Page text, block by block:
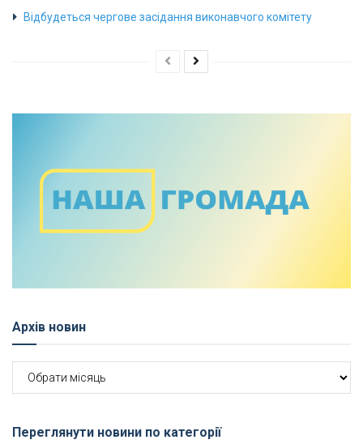
Відбудеться чергове засідання виконавчого комітету
Архів новин
новин
Переглянути новини по категорії